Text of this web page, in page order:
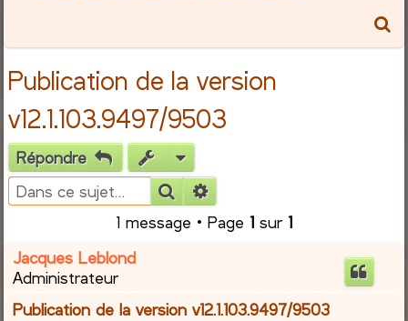
Publication de la version
v12.1.103.9497/9503
Répondre
Rechercher
1 message • Page 1 sur 1
Jacques Leblond
Administrateur
Publication de la version v12.1.103.9497/9503